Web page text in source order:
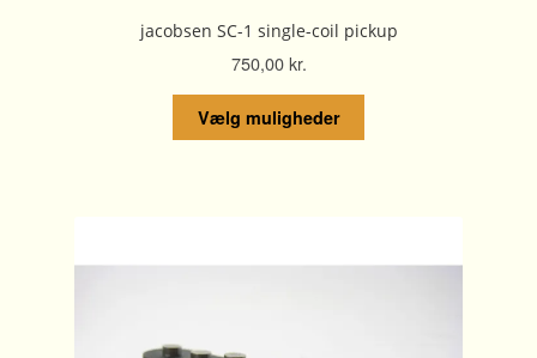
jacobsen SC-1 single-coil pickup
750,00kr.
Vælg muligheder